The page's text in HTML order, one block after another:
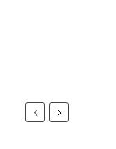
PreviousNext